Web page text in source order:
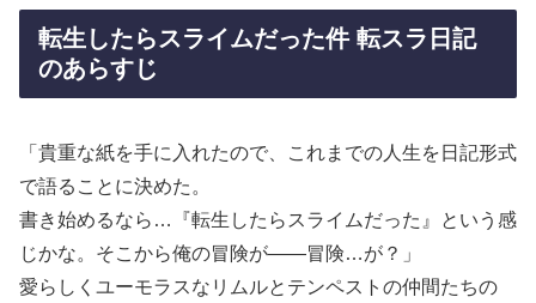
転生したらスライムだった件 転スラ日記
のあらすじ
「貴重な紙を手に入れたので、これまでの人生を日記形式
で語ることに決めた。
書き始めるなら…『転生したらスライムだった』という感
じかな。そこから俺の冒険が――冒険…が？」
愛らしくユーモラスなリムルとテンペストの仲間たちの